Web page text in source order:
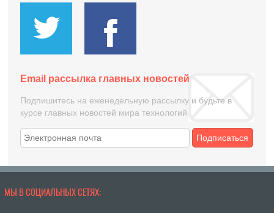
Email рассылка главных новостей
Подпишитесь на еженедельную рассылку и будьте в
курсе главных новостей мира технологий
Подписаться
МЫ В СОЦИАЛЬНЫХ СЕТЯХ: